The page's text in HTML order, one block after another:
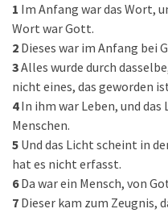
1 Im Anfang war das Wort,
Wort war Gott.
2 Dieses war im Anfang bei
3Alles wurde durch
nicht eines, das geworden
4 In ihm war Leben, und das
Menschen.
5 Und das Licht scheint in
hat es nicht erfasst.
6 Da war ein Mensch, von
7 Dieser kam zum Zeugnis,